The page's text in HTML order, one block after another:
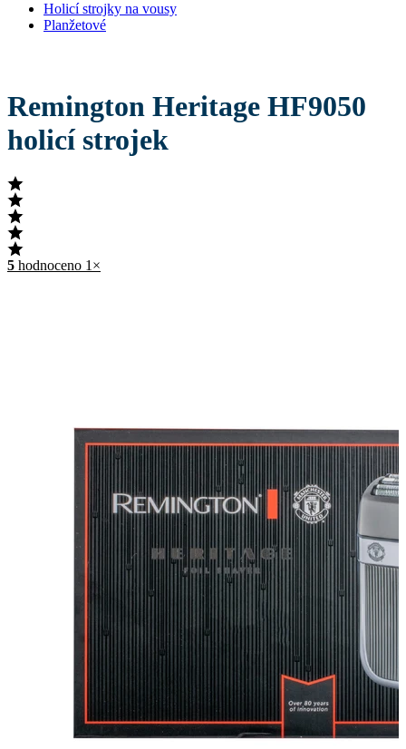
Holicí strojky na vousy
Planžetové
Remington Heritage HF9050
holicí strojek
5 hodnoceno 1×